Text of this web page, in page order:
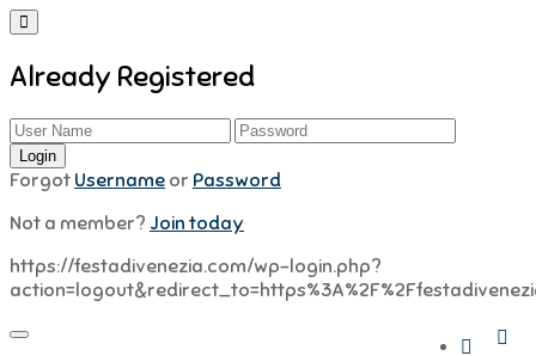
Already Registered
Forgot Username or Password
Not a member? Join today
https://festadivenezia.com/wp-login.php?